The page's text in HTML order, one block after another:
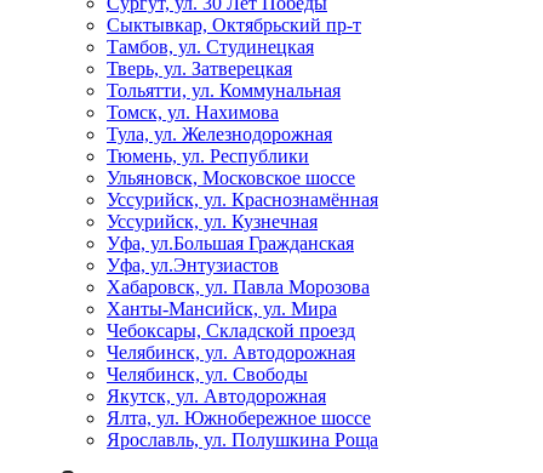
Сыктывкар, Октябрьский пр-т
Тамбов, ул. Студинецкая
Тверь, ул. Затверецкая
Тольятти, ул. Коммунальная
Томск, ул. Нахимова
Тула, ул. Железнодорожная
Тюмень, ул. Республики
Ульяновск, Московское шоссе
Уссурийск, ул. Краснознамённая
Уссурийск, ул. Кузнечная
Уфа, ул.Большая Гражданская
Уфа, ул.Энтузиастов
Хабаровск, ул. Павла Морозова
Ханты-Мансийск, ул. Мира
Чебоксары, Складской проезд
Челябинск, ул. Автодорожная
Челябинск, ул. Свободы
Якутск, ул. Автодорожная
Ялта, ул. Южнобережное шоссе
Ярославль, ул. Полушкина Роща